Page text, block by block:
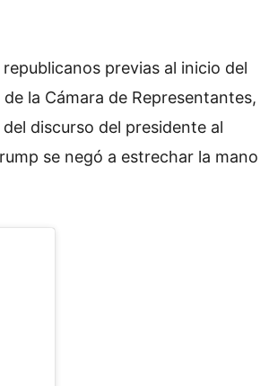
previas al inicio del
la Cámara de Representantes,
discurso del presidente al
se negó a estrechar la mano